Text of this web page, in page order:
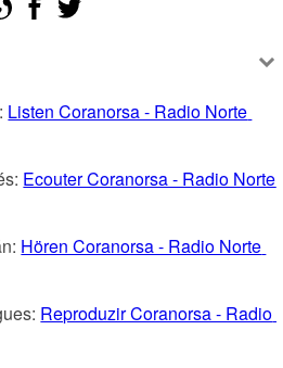
Listen Coranorsa - Radio Norte
Ecouter Coranorsa - Radio Norte
Hören Coranorsa - Radio Norte
Reproduzir Coranorsa - Radio